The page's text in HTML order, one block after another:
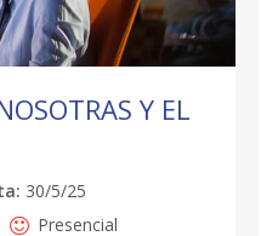
Y EL
30/5/25
Presencial